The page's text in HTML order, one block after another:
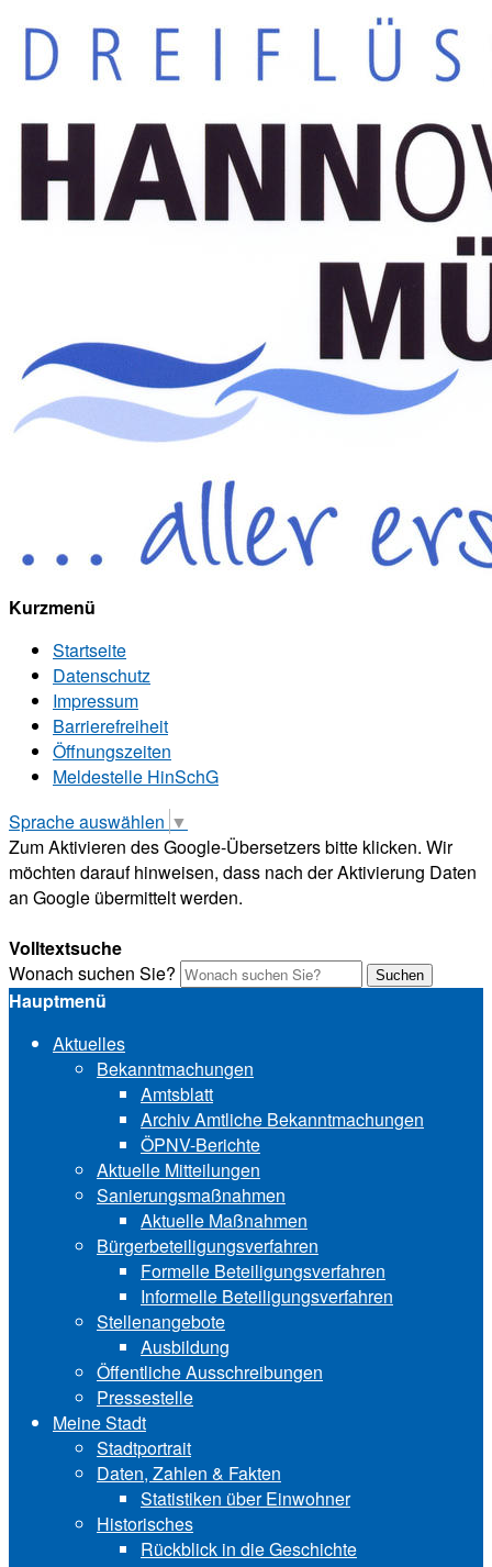
Kurzmenü
Startseite
Datenschutz
Impressum
Barrierefreiheit
Öffnungszeiten
Meldestelle HinSchG
Sprache auswählen ▼
Zum Aktivieren des Google-Übersetzers bitte klicken. Wir
möchten darauf hinweisen, dass nach der Aktivierung Daten
an Google übermittelt werden.
Volltextsuche
Wonach suchen Sie?
Suchen
Hauptmenü
Aktuelles
Bekanntmachungen
Amtsblatt
Archiv Amtliche Bekanntmachungen
ÖPNV-Berichte
Aktuelle Mitteilungen
Sa‍ni‍erungs‍maß‍nah‍men
Aktuelle Maßnahmen
Bürgerbeteiligungsverfahren
Formelle Beteiligungsverfahren
Informelle Beteiligungsverfahren
Stellenangebote
Ausbildung
Öffentliche Ausschreibungen
Pressestelle
Meine Stadt
Stadtportrait
Daten, Zahlen & Fakten
Statistiken über Ein‍woh‍ner
Historisches
Rückblick in die Geschichte